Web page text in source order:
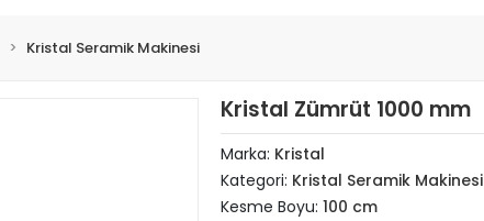
Kristal Seramik Makinesi
Kristal Zümrüt 1000 mm
Marka: Kristal
Kategori: Kristal Seramik Makinesi
Kesme Boyu: 100 cm